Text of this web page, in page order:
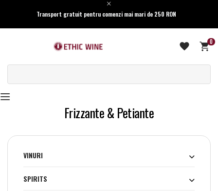
Transport gratuit pentru comenzi mai mari de 250 RON
0
Frizzante & Petiante
VINURI
SPIRITS